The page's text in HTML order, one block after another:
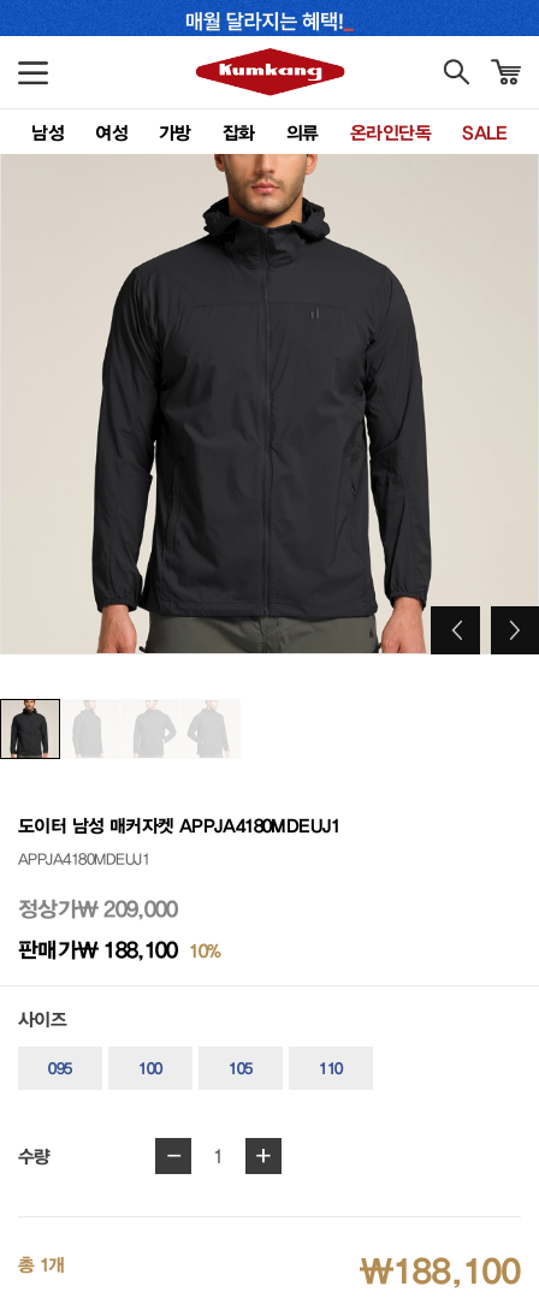
남성 여성 가방 잡화 의류 온라인단독 SALE
도이터 남성 매커자켓 APPJA4180MDEUJ1
APPJA4180MDEUJ1
정상가₩ 209,000
판매가₩ 188,100 10%
사이즈
095 100 105 110
수량 - 1 +
총 1개 ₩188,100